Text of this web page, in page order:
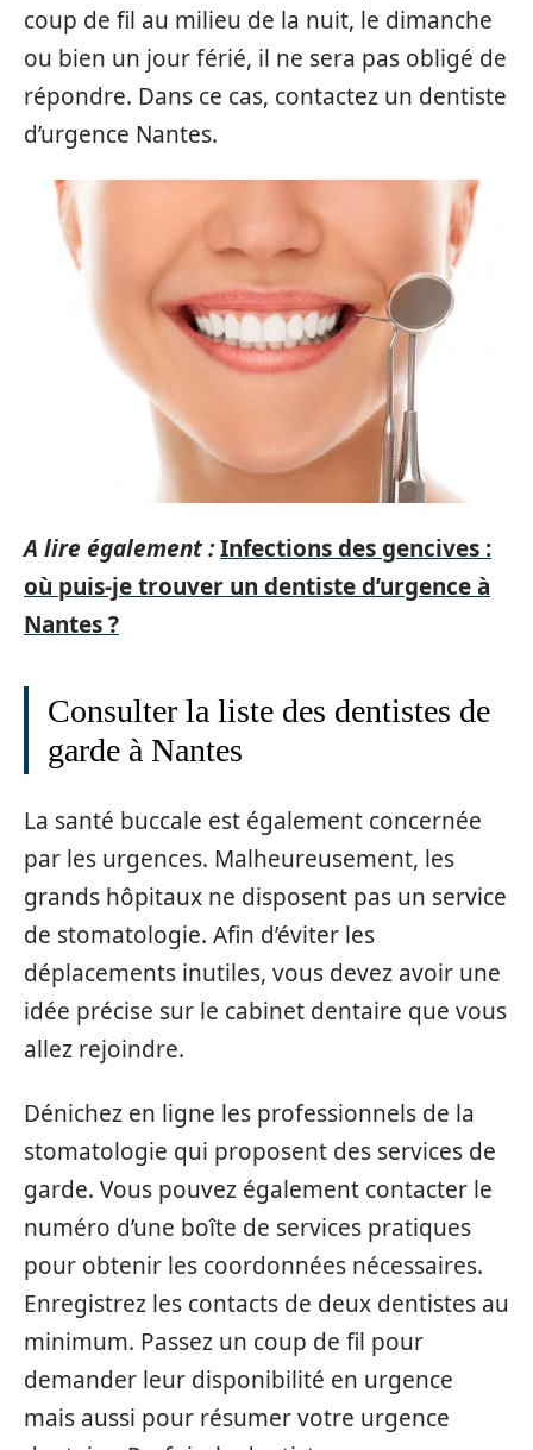
coup de fil au milieu de la nuit, le dimanche
ou bien un jour férié, il ne sera pas obligé de
répondre. Dans ce cas, contactez un dentiste
d’urgence Nantes.
A lire également :Infections des gencives :
où puis-je trouver un dentiste d’urgence à
Nantes ?
Consulter la liste des dentistes de
garde à Nantes
La santé buccale est également concernée
par les urgences. Malheureusement, les
grands hôpitaux ne disposent pas un service
de stomatologie. Afin d’éviter les
déplacements inutiles, vous devez avoir une
idée précise sur le cabinet dentaire que vous
allez rejoindre.
Dénichez en ligne les professionnels de la
stomatologie qui proposent des services de
garde. Vous pouvez également contacter le
numéro d’une boîte de services pratiques
pour obtenir les coordonnées nécessaires.
Enregistrez les contacts de deux dentistes au
minimum. Passez un coup de fil pour
demander leur disponibilité en urgence
mais aussi pour résumer votre urgence